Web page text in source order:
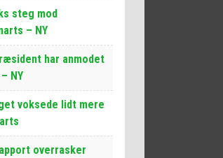
steg mod
– NY
har anmodet
NY
voksede lidt mere
overrasker